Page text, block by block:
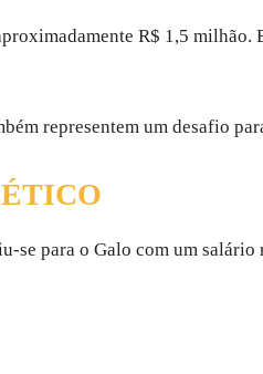
R$ 1,5 milhão.
representem um desafio
se para o Galo com um salário